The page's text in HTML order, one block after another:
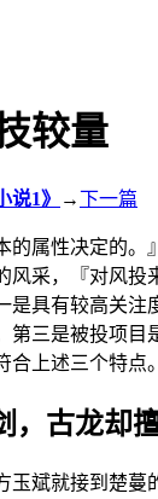
较量
说1》 →下一篇
的属性决定的。
风采，『对风投
是具有较高关注
第三是被投项目
上述三个特点
古龙却
玉斌就接到楚蔓